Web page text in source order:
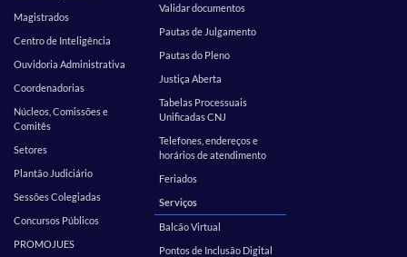
Magistrados
Centro de Inteligência
Ouvidoria Administrativa
Coordenadorias
Núcleos, Comissões e
Comitês
Setores
Plantão Judiciário
Sessões Colegiadas
Concursos Públicos
PROMOJUES
Validar documentos
Pautas de Julgamento
Pautas do Pleno
Justiça Aberta
Tabelas Processuais
Unificadas CNJ
Telefones, endereços e
horários de atendimento
Feriados
Serviços
Balcão Virtual
Pontos de Inclusão Digital